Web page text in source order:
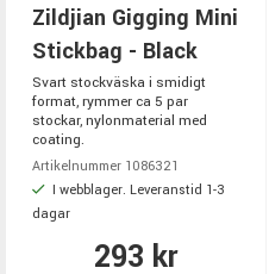
Zildjian Gigging Mini
Stickbag - Black
Svart stockväska i smidigt
format, rymmer ca 5 par
stockar, nylonmaterial med
coating.
Artikelnummer 1086321
I webblager. Leveranstid 1-3
dagar
293 kr